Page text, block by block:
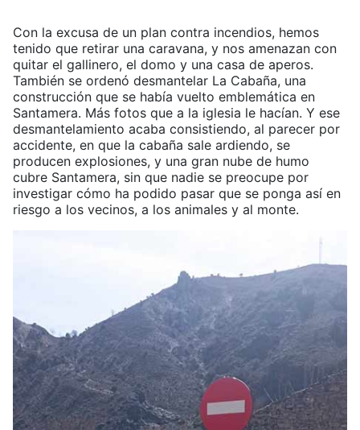
Con la excusa de un plan contra incendios, hemos
tenido que retirar una caravana, y nos amenazan con
quitar el gallinero, el domo y una casa de aperos.
También se ordenó desmantelar La Cabaña, una
construcción que se había vuelto emblemática en
Santamera. Más fotos que a la iglesia le hacían. Y ese
desmantelamiento acaba consistiendo, al parecer por
accidente, en que la cabaña sale ardiendo, se
producen explosiones, y una gran nube de humo
cubre Santamera, sin que nadie se preocupe por
investigar cómo ha podido pasar que se ponga así en
riesgo a los vecinos, a los animales y al monte.